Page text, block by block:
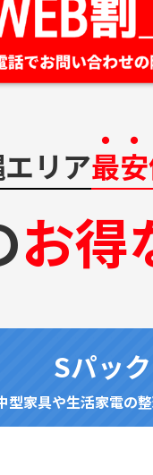
リア最
お得
Sパック
型家具や生活家電の